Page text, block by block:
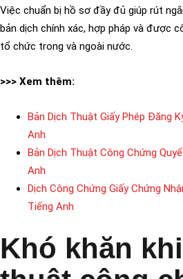
Việc chuẩn bị hồ sơ đầy đủ giúp rút
bản dịch chính xác, hợp pháp và được
tổ chức trong và ngoài nước.
>>> Xem thêm:
Bản Dịch Thuật Giấy Phép Đăng
Anh
Bản Dịch Thuật Công Chứng
Anh
Dịch Công Chứng Giấy Chứng
Tiếng Anh
Khó khăn